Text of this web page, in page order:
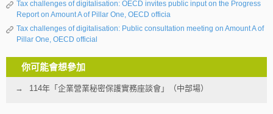
Tax challenges of digitalisation: OECD invites public input on the Progress
Report on Amount A of Pillar One, OECD officia
Tax challenges of digitalisation: Public consultation meeting on Amount A of
Pillar One, OECD official
你可能會想參加
114年「企業營業秘密保護實務座談會」（中部場）